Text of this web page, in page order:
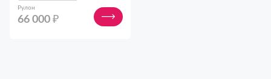
Рулон
66 000 ₽